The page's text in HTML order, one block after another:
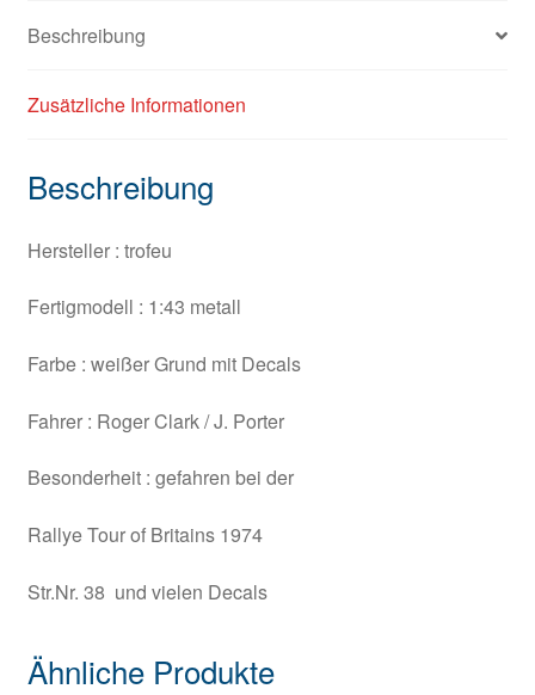
Beschreibung
Zusätzliche Informationen
Beschreibung
Hersteller : trofeu
Fertigmodell : 1:43 metall
Farbe : weißer Grund mit Decals
Fahrer : Roger Clark / J. Porter
Besonderheit : gefahren bei der
Rallye Tour of Britains 1974
Str.Nr. 38 und vielen Decals
Ähnliche Produkte